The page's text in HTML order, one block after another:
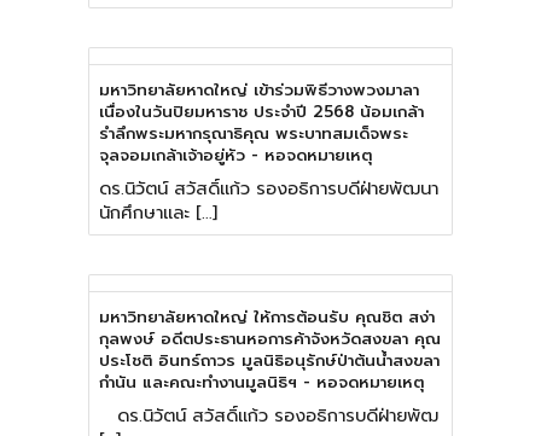
มหาวิทยาลัยหาดใหญ่ เข้าร่วมพิธีวางพวงมาลา
เนื่องในวันปิยมหาราช ประจำปี 2568 น้อมเกล้า
รำลึกพระมหากรุณาธิคุณ พระบาทสมเด็จพระ
จุลจอมเกล้าเจ้าอยู่หัว - หอจดหมายเหตุ
ดร.นิวัตน์ สวัสดิ์แก้ว รองอธิการบดีฝ่ายพัฒนา
นักศึกษาและ […]
มหาวิทยาลัยหาดใหญ่ ให้การต้อนรับ คุณชิต สง่า
กุลพงษ์ อดีตประธานหอการค้าจังหวัดสงขลา คุณ
ประโชติ อินทร์ถาวร มูลนิธิอนุรักษ์ป่าต้นน้ำสงขลา
กำนัน และคณะทำงานมูลนิธิฯ - หอจดหมายเหตุ
ดร.นิวัตน์ สวัสดิ์แก้ว รองอธิการบดีฝ่ายพัฒ